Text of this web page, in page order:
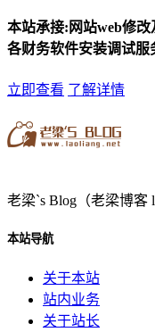
本站承接:网站web修改
各财务软件安装调试服
立即查看 了解详情
老梁`s Blog（老梁博客
本站导航
关于本站
站内业务
关于站长